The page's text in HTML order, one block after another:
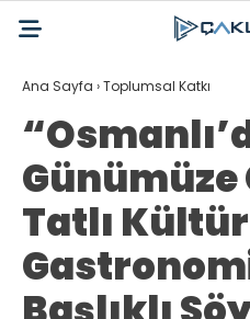
Ana Sayfa ›Toplumsal Katkı
Günümüze
Tatlı